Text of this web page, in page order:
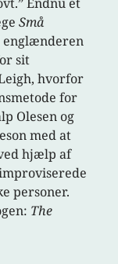
Små
englænderen
sit
hvorfor
for
Olesen og
med at
hjælp af
personer.
The